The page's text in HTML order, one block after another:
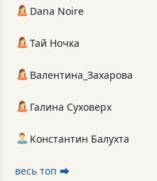
Dana Noire
Тай Ночка
Валентина_Захарова
Галина Суховерх
Константин Балухта
весь топ ⮕